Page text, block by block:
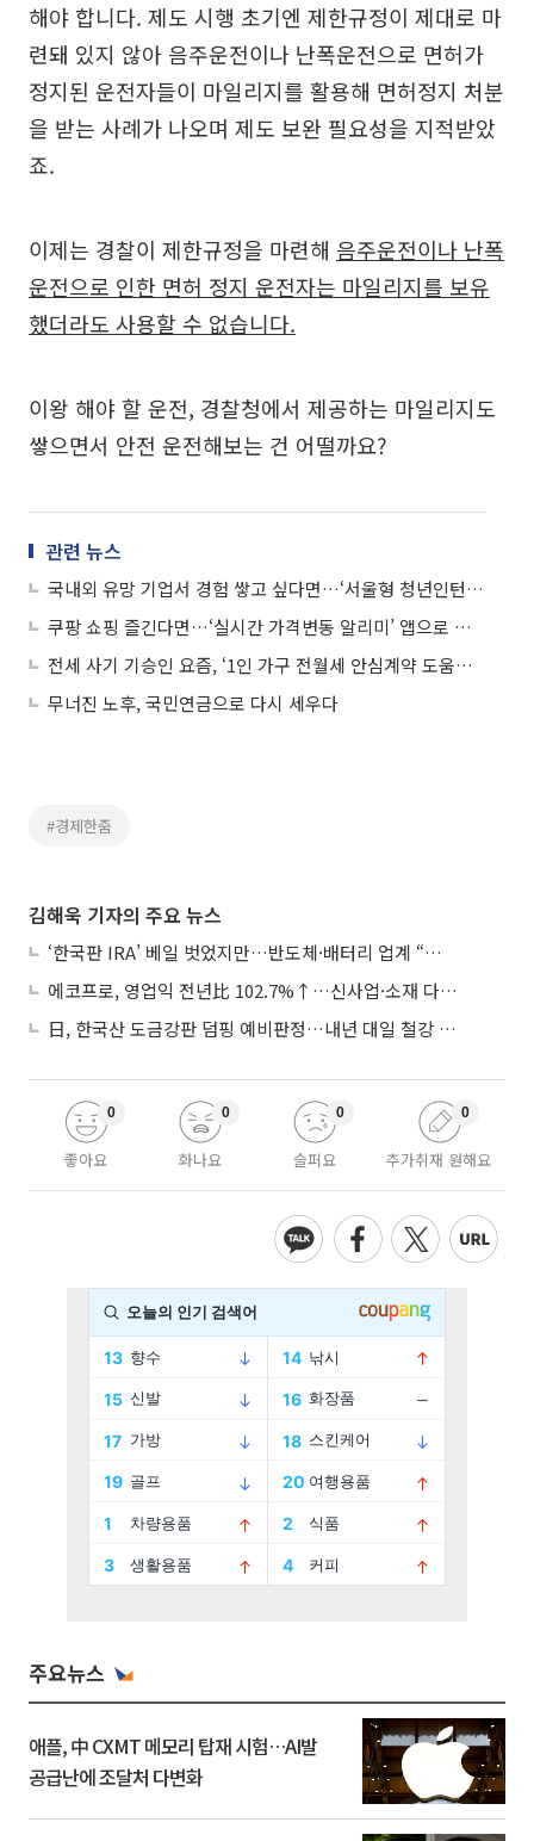
해야 합니다. 제도 시행 초기엔 제한규정이 제대로 마
련돼 있지 않아 음주운전이나 난폭운전으로 면허가
정지된 운전자들이 마일리지를 활용해 면허정지 처분
을 받는 사례가 나오며 제도 보완 필요성을 지적받았
죠.
이제는 경찰이 제한규정을 마련해 음주운전이나 난폭
운전으로 인한 면허 정지 운전자는 마일리지를 보유
했더라도 사용할 수 없습니다.
이왕 해야 할 운전, 경찰청에서 제공하는 마일리지도
쌓으면서 안전 운전해보는 건 어떨까요?
관련 뉴스
국내외 유망 기업서 경험 쌓고 싶다면…‘서울형 청년인턴 직무캠프’ 알아볼까
쿠팡 쇼핑 즐긴다면…‘실시간 가격변동 알리미’ 앱으로 알뜰 쇼핑 하세요
전세 사기 기승인 요즘, ‘1인 가구 전월세 안심계약 도움서비스’ 받으세요
무너진 노후, 국민연금으로 다시 세우다
#경제한줌
김해욱 기자의 주요 뉴스
‘한국판 IRA’ 베일 벗었지만…반도체·배터리 업계 “시행령이 관건”
에코프로, 영업익 전년比 102.7%↑…신사업·소재 다각화 박차
日, 한국산 도금강판 덤핑 예비판정…내년 대일 철강 수출 ‘빨간불’
좋아요
0
화나요
0
슬퍼요
0
추가취재 원해요
0
주요뉴스
애플, 中 CXMT 메모리 탑재 시험…AI발
공급난에 조달처 다변화